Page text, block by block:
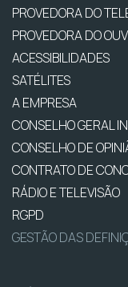
PROVEDORA DO
PROVEDORA DO
ACESSIBILIDADES
SATÉLITES
A EMPRESA
CONSELHO GERAL
CONSELHO DE
CONTRATO DE
RÁDIO E TELEVISÃO
RGPD
GESTÃO DAS